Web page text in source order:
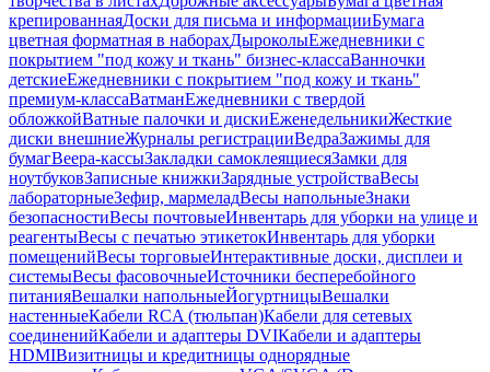
крепированнаяДоски для письма и информацииБумага
цветная форматная в наборахДыроколыЕжедневники с
покрытием "под кожу и ткань" бизнес-классаВанночки
детскиеЕжедневники с покрытием "под кожу и ткань"
премиум-классаВатманЕжедневники с твердой
обложкойВатные палочки и дискиЕженедельникиЖесткие
диски внешниеЖурналы регистрацииВедраЗажимы для
бумагВеера-кассыЗакладки самоклеящиесяЗамки для
ноутбуковЗаписные книжкиЗарядные устройстваВесы
лабораторныеЗефир, мармеладВесы напольныеЗнаки
безопасностиВесы почтовыеИнвентарь для уборки на улице и
реагентыВесы с печатью этикетокИнвентарь для уборки
помещенийВесы торговыеИнтерактивные доски, дисплеи и
системыВесы фасовочныеИсточники бесперебойного
питанияВешалки напольныеЙогуртницыВешалки
настенныеКабели RCA (тюльпан)Кабели для сетевых
соединенийКабели и адаптеры DVIКабели и адаптеры
HDMIВизитницы и кредитницы однорядные